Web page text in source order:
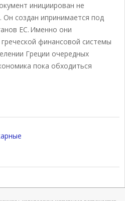
инициирован не
Он создан ипринимается под
ЕС. Именно они
финансовой системы
Греции очередных
пока обходиться